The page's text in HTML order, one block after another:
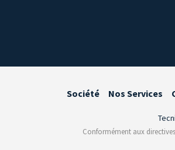
Société Nos Services
Conformément aux